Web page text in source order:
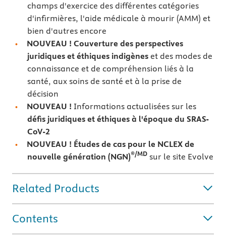
champs d'exercice des différentes catégories
d'infirmières, l'aide médicale à mourir (AMM) et
bien d'autres encore
NOUVEAU ! Couverture des perspectives
juridiques et éthiques indigènes et des modes de
connaissance et de compréhension liés à la
santé, aux soins de santé et à la prise de
décision
NOUVEAU ! Informations actualisées sur les
défis juridiques et éthiques à l'époque du SRAS-
CoV-2
NOUVEAU ! Études de cas pour le NCLEX de
nouvelle génération (NGN)®/MDsur le site Evolve
Related Products
Contents